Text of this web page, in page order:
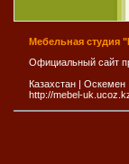
Мебельная студия
Официальный сайт
Казахстан | Оскемен
http://mebel-